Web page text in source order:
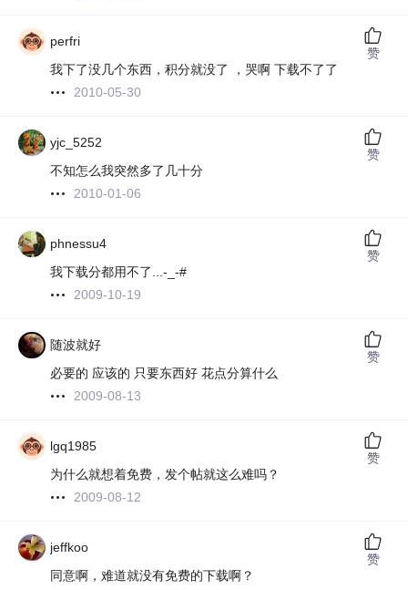
perfri
我下了没几个东西，积分就没了 ，哭啊 下载不了了
2010-05-30
赞
yjc_5252
不知怎么我突然多了几十分
2010-01-06
赞
phnessu4
我下载分都用不了...-_-#
2009-10-19
赞
随波就好
必要的 应该的 只要东西好 花点分算什么
2009-08-13
赞
lgq1985
为什么就想着免费，发个帖就这么难吗？
2009-08-12
赞
jeffkoo
同意啊，难道就没有免费的下载啊？
赞